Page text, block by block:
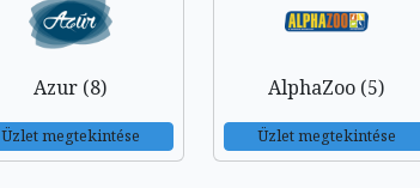
Azur (8)
Üzlet megtekintése
AlphaZoo (5)
Üzlet megtekintése